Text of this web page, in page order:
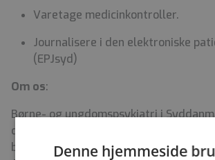
Varetage medicinkontroller.
Journalisere i den elektroniske
(EPJsyd)
Om os:
Børne- og ungdomspsykiatri i
det børne- og ungdomspsykiatriske
behandlingsarbejde for de 4-17årige i
Denne hjemmeside